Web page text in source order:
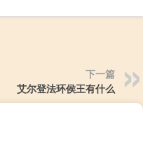
下一篇
艾尔登法环侯王有什么